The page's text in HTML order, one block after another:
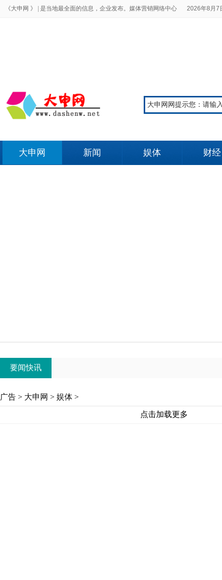
《大申网 》 | 是当地最全面的信息，企业发布。媒体营销网络中心 2026年8月7
大申网 新闻 娱体 财经
要闻快讯
广告 > 大申网 > 娱体 >
点击加载更多